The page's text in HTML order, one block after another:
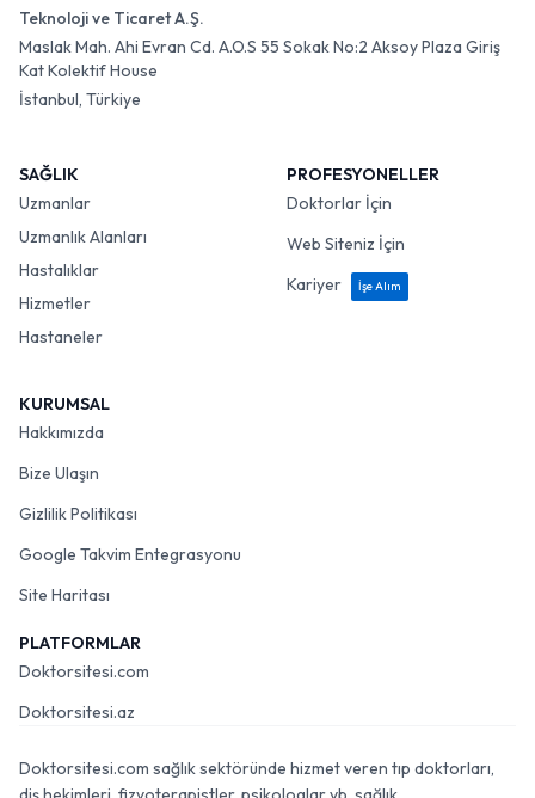
Teknoloji ve Ticaret A.Ş.
Maslak Mah. Ahi Evran Cd. A.O.S 55 Sokak No:2 Aksoy Plaza Giriş
Kat Kolektif House
İstanbul, Türkiye
SAĞLIK
Uzmanlar
Uzmanlık Alanları
Hastalıklar
Hizmetler
Hastaneler
PROFESYONELLER
Doktorlar İçin
Web Siteniz İçin
Kariyer
İşe Alım
KURUMSAL
Hakkımızda
Bize Ulaşın
Gizlilik Politikası
Google Takvim Entegrasyonu
Site Haritası
PLATFORMLAR
Doktorsitesi.com
Doktorsitesi.az
Doktorsitesi.com sağlık sektöründe hizmet veren tıp doktorları,